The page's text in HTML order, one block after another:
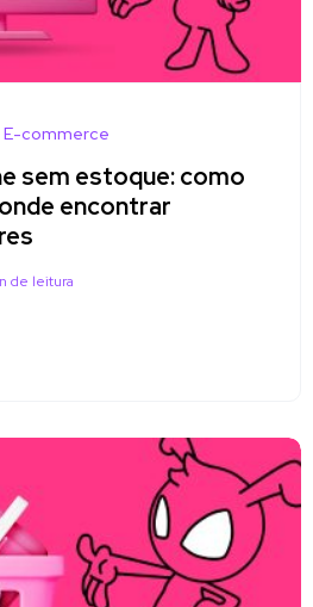
E-commerce
sem estoque: como
encontrar
de leitura